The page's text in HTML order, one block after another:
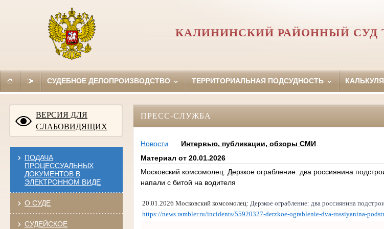
КАЛИНИНСКИЙ РАЙОННЫЙ СУД
СУДЕБНОЕ ДЕЛОПРОИЗВОДСТВО ТЕРРИТОРИАЛЬНАЯ ПОДСУДНОСТЬ
ВЕРСИЯ ДЛЯ
СЛАБОВИДЯЩИХ
ПОДАЧА
ПРОЦЕССУАЛЬНЫХ
ДОКУМЕНТОВ В
ЭЛЕКТРОННОМ ВИДЕ
О СУДЕ
СУДЕЙСКОЕ
ПРЕСС-СЛУЖБА
Новости
Интервью, публикации, обзоры СМИ
Материал от 20.01.2026
Московский комсомолец: Дерзкое ограбление: два россиянина
напали с битой на водителя
20.01.2026 Московский комсомолец: Дерзкое ограбление: два россиянина
https://news.rambler.ru/incidents/55920327-derzkoe-ograblenie-dva-rossiyanina-